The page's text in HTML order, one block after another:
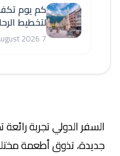
السفر الدولي تجربة
جديدة، تذوق أطعمة
كم يوم
لتخطيط
7 August 2026